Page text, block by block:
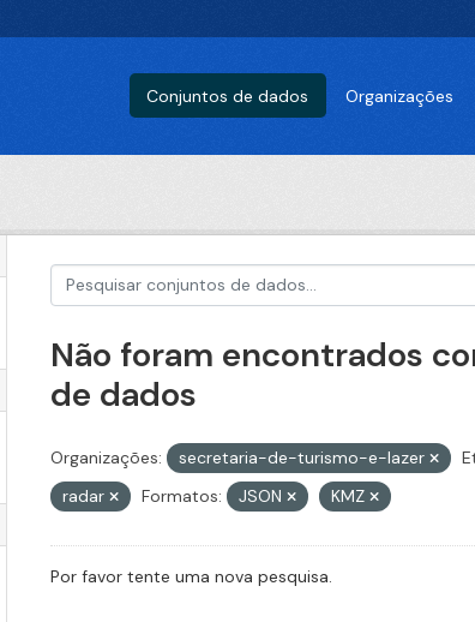
Conjuntos de dados Organizações
Não foram encontrados
de dados
Organizações: secretaria-de-turismo-e-lazer
radar
Formatos: JSON KMZ
Por favor tente uma nova pesquisa.